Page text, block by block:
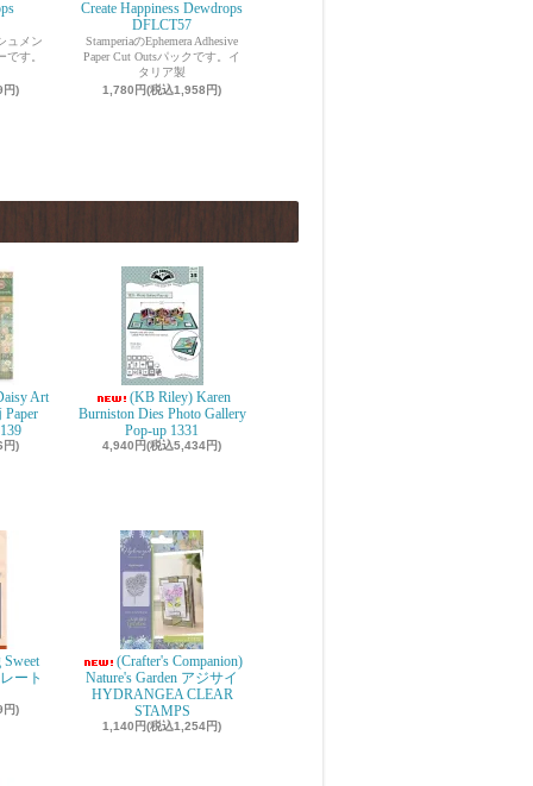
ュメン
です。
円)
Create Happiness Dewdrops
DFLCT57
StamperiaのEphemera Adhesive
Paper Cut Outsパックです。イ
タリア製
1,780円(税込1,958円)
Art
Paper
円)
(KB Riley) Karen
Burniston Dies Photo Gallery
Pop-up 1331
4,940円(税込5,434円)
Sweet
ート
円)
(Crafter's Companion)
Nature's Garden アジサイ
HYDRANGEA CLEAR
STAMPS
1,140円(税込1,254円)